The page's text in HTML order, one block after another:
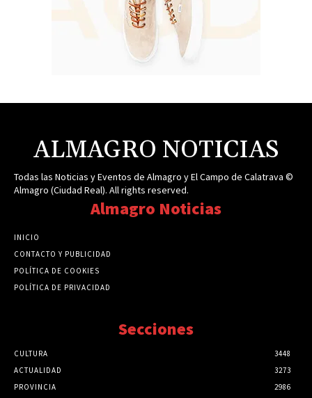
ALMAGRO NOTICIAS
Todas las Noticias y Eventos de Almagro y El Campo de Calatrava ©
Almagro (Ciudad Real). All rights reserved.
Almagro Noticias
INICIO
CONTACTO Y PUBLICIDAD
POLÍTICA DE COOKIES
POLÍTICA DE PRIVACIDAD
Secciones
CULTURA
3448
ACTUALIDAD
3273
PROVINCIA
2986